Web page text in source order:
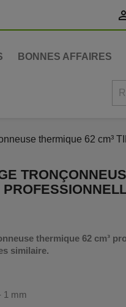
BONNES AFFAIRES
thermique 62 cm³
thermique 62 cm³
similaire.
1 mm